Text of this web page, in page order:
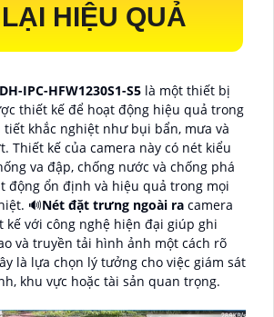
HIỆU QUẢ
DH-IPC-HFW1230S1-S5 là một thiết bị
thiết kế để hoạt động hiệu quả trong
khắc nghiệt như bụi bẩn, mưa và
Thiết kế của camera này có nét kiểu
va đập, chống nước và chống phá
động ổn định và hiệu quả trong mọi
🔊Nét đặt trưng ngoài ra camera
kế với công nghệ hiện đại giúp ghi
và truyền tải hình ảnh một cách rõ
là lựa chọn lý tưởng cho việc giám sát
khu vực hoặc tài sản quan trọng.